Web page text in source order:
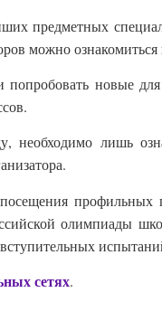
предметных
можно ознакомиться
новые
необходимо лишь
профильных
олимпиады
вступительных
сетях.
JavaScript в